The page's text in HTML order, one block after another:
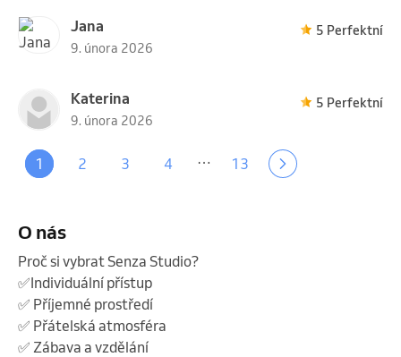
Jana
9. února 2026
5 Perfektní
Katerina
9. února 2026
5 Perfektní
1 2 3 4 … 13
O nás
Proč si vybrat Senza Studio?
✅Individuální přístup
✅ Příjemné prostředí
✅ Přátelská atmosféra
✅ Zábava a vzdělání